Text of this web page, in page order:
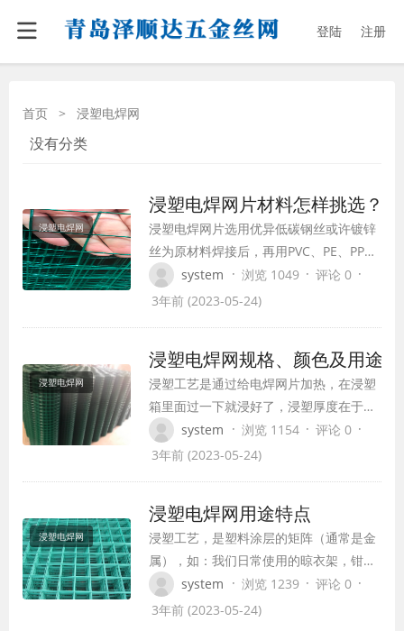
登陆 注册
首页 > 浸塑电焊网
没有分类
浸塑电焊网
浸塑电焊网片材料怎样挑选？
浸塑电焊网片选用优异低碳钢丝或许镀锌
丝为原材料焊接后，再用PVC、PE、PP粉
末经高温，自动生产线浸涂而成。 1、从
根柢材料上来说，电焊网片的材料便是低
际上金属丝的材料是相同的，电焊网片的
外表处理方式有电镀锌、热镀锌、PVC涂…
system · 浏览 1049 · 评论 0 ·
3年前 (2023-05-24)
浸塑电焊网
浸塑电焊网规格、颜色及用途
浸塑工艺是通过给电焊网片加热，在浸塑
箱里面过一下就浸好了，浸塑厚度在于温
度、时间。浸塑网片分为：深绿、浅绿这
两种最为常见，天蓝、金黄色、白色等。
生态环保电焊网片，浸塑网片的规格齐
全，可按照客户要求制作 浸塑涂塑电焊
网、养种殖浸…
system · 浏览 1154 · 评论 0 ·
3年前 (2023-05-24)
浸塑电焊网
浸塑电焊网用途特点
浸塑工艺，是塑料涂层的矩阵（通常是金
属），如：我们日常使用的晾衣架，钳
子，剪刀手柄上的橡胶套，扶手。根据是
否需要加热到热浸冷，依照浸塑原料分可
system · 浏览 1239 · 评论 0 ·
3年前 (2023-05-24)